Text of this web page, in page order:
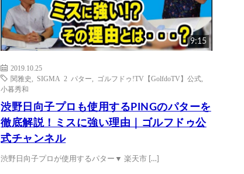
9:15
2019.10.25
関雅史
,SIGMA 2 パター ゴルフドゥ!TV【GolfdoTV】公式
小暮秀和
渋野日向子プロも使用するPINGのパターを
徹底解説！ミスに強い理由｜ゴルフドゥ公
式チャンネル
渋野日向子プロが使用するパター▼ 楽天市 […]